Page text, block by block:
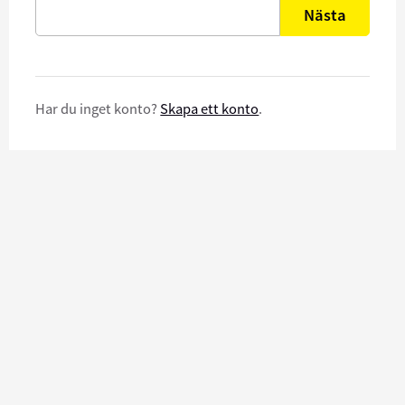
Nästa
Har du inget konto? Skapa ett konto.